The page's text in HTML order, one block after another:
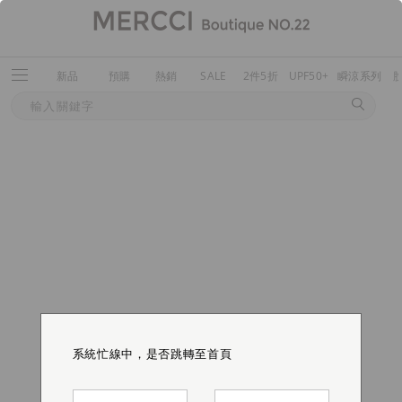
新品 預購 熱銷 SALE 2件5折 UPF50+ 瞬涼系列
系統忙線中，是否跳轉至首頁
系統忙線中，是否跳轉至首頁
系統忙線中，是否跳轉至首頁
系統忙線中，是否跳轉至首頁
系統忙線中，是否跳轉至首頁